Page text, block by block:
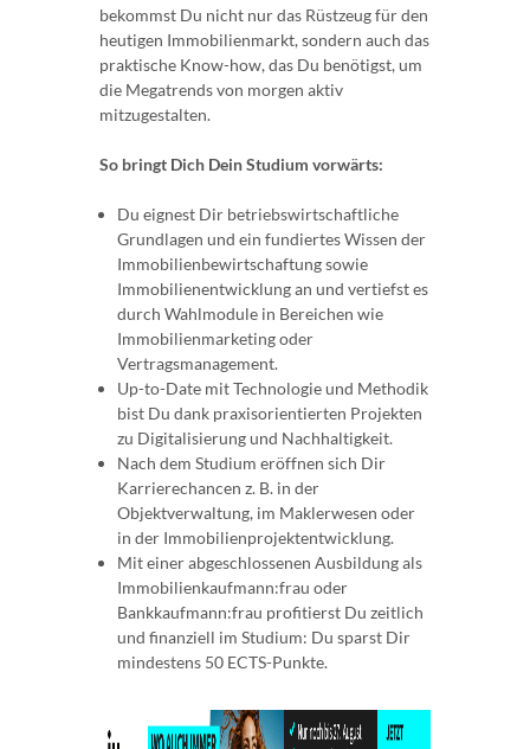
bekommst Du nicht nur das Rüstzeug für den
heutigen Immobilienmarkt, sondern auch das
praktische Know-how, das Du benötigst, um
die Megatrends von morgen aktiv
mitzugestalten.
So bringt Dich Dein Studium vorwärts:
Du eignest Dir betriebswirtschaftliche
Grundlagen und ein fundiertes Wissen der
Immobilienbewirtschaftung sowie
Immobilienentwicklung an und vertiefst es
durch Wahlmodule in Bereichen wie
Immobilienmarketing oder
Vertragsmanagement.
Up-to-Date mit Technologie und Methodik
bist Du dank praxisorientierten Projekten
zu Digitalisierung und Nachhaltigkeit.
Nach dem Studium eröffnen sich Dir
Karrierechancen z. B. in der
Objektverwaltung, im Maklerwesen oder
in der Immobilienprojektentwicklung.
Mit einer abgeschlossenen Ausbildung als
Immobilienkaufmann:frau oder
Bankkaufmann:frau profitierst Du zeitlich
und finanziell im Studium: Du sparst Dir
mindestens 50 ECTS-Punkte.